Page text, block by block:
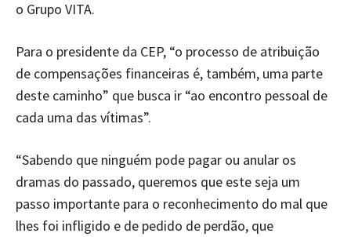
o Grupo VITA.
Para o presidente da CEP, “o processo de atribuição
de compensações financeiras é, também, uma parte
deste caminho” que busca ir “ao encontro pessoal de
cada uma das vítimas”.
“Sabendo que ninguém pode pagar ou anular os
dramas do passado, queremos que este seja um
passo importante para o reconhecimento do mal que
lhes foi infligido e de pedido de perdão, que